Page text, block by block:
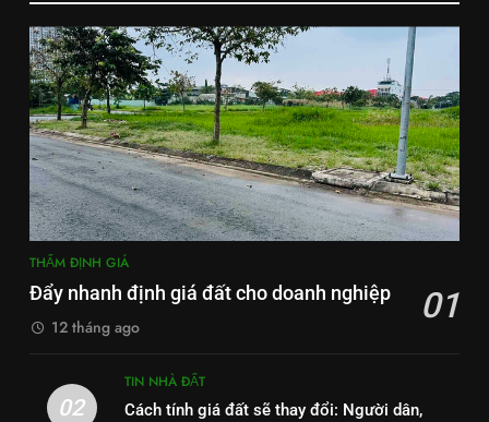
THẨM ĐỊNH GIÁ
Đẩy nhanh định giá đất cho doanh nghiệp 01
12 tháng ago
02
TIN NHÀ ĐẤT
Cách tính giá đất sẽ thay đổi: Người dân,